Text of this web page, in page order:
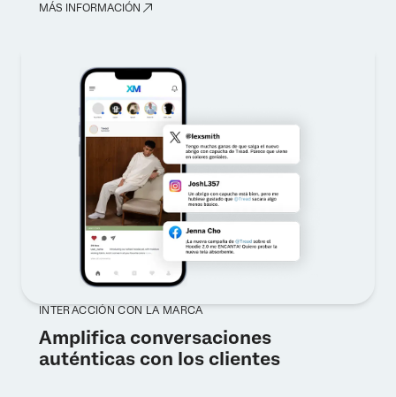
MÁS INFORMACIÓN
INTERACCIÓN CON LA MARCA
Amplifica conversaciones
auténticas con los clientes